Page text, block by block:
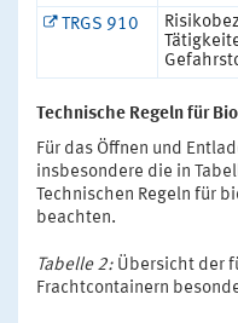
TRGS 910
Technische Regeln für
Für das Öffnen und
insbesondere die in
Technischen Regeln für
beachten.
Tabelle 2: Übersicht der
Frachtcontainern